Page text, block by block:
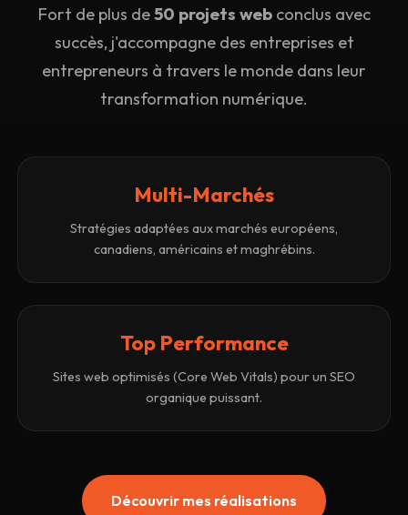
Fort de plus de50 projets web conclus avec
succès, j'accompagne des entreprises et
entrepreneurs à travers le monde dans leur
transformation numérique.
Multi-Marchés
Stratégies adaptées aux marchés européens,
canadiens, américains et maghrébins.
Top Performance
Sites web optimisés (Core Web Vitals) pour un SEO
organique puissant.
Découvrir mes réalisations